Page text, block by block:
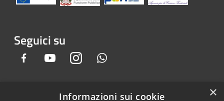
Seguici su
Facebook YoutubeInstagram
×
Informazioni sui cookie